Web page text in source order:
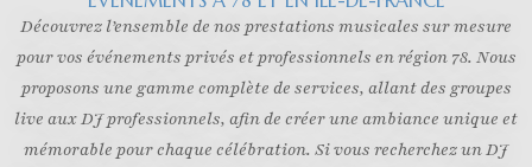
Découvrez l’ensemble de nos prestations musicales sur mesure
pour vos événements privés et professionnels en région 78. Nous
proposons une gamme complète de services, allant des groupes
live aux DJ professionnels, afin de créer une ambiance unique et
mémorable pour chaque célébration. Si vous recherchez un DJ